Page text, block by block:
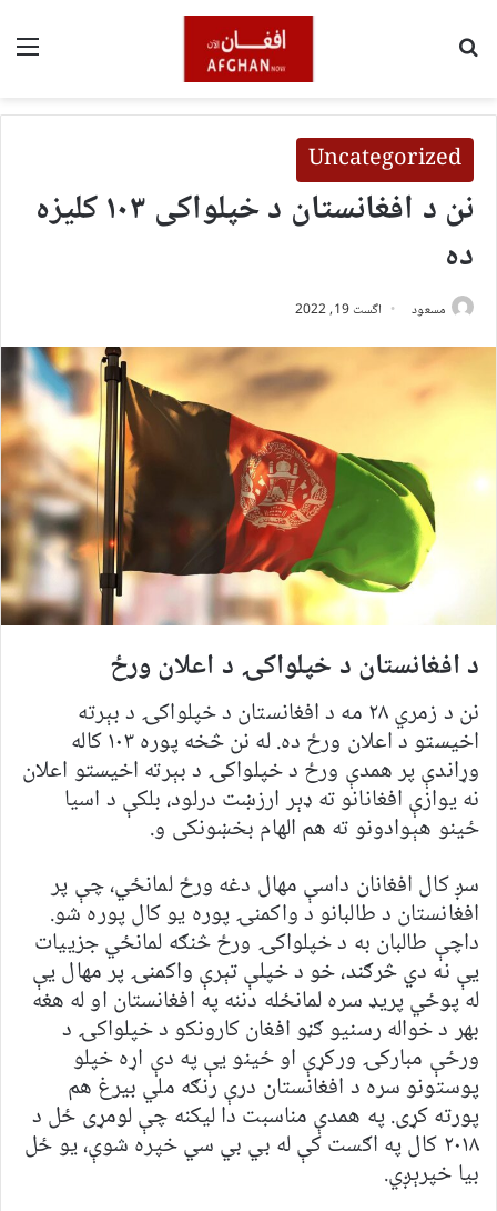
Uncategorized
نن د افغانستان د خپلواکی ۱۰۳ کلیزه
ده
مسعود اگست 19, 2022
د افغانستان د خپلواکۍ د اعلان ورځ
نن د زمري ۲۸ مه د افغانستان د خپلواکۍ د بېرته
اخیستو د اعلان ورځ ده. له نن څخه پوره ۱۰۳ کاله
وړاندې پر همدې ورځ د خپلواکۍ د بېرته اخیستو اعلان
نه یوازې افغانانو ته ډېر ارزښت درلود، بلکې د اسیا
ځینو هېوادونو ته هم الهام بخښونکی و.
سږ کال افغانان داسې مهال دغه ورځ لمانځي، چې پر
افغانستان د طالبانو د واکمنۍ پوره یو کال پوره شو.
داچې طالبان به د خپلواکۍ ورځ څنګه لمانځي جزییات
یې نه دي څرګند، خو د خپلې تېرې واکمنۍ پر مهال یې
له پوځي پریډ سره لمانځله دننه په افغانستان او له هغه
بهر د خواله رسنیو ګڼو افغان کارونکو د خپلواکۍ د
ورځې مبارکۍ ورکړې او ځینو یې په دې اړه خپلو
پوستونو سره د افغانستان درې رنګه ملي بیرغ هم
پورته کړی. په همدې مناسبت دا لیکنه چې لومړی ځل د
۲۰۱۸ کال په اګست کې له بي بي سي خپره شوې، یو ځل
بیا خپرېږي.